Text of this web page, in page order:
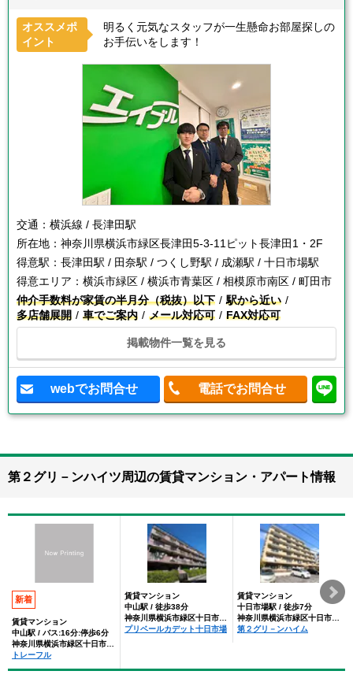
オススメポ
イント
明るく元気なスタッフが一生懸命お部屋探しの
お手伝いをします！
交通： 横浜線 / 長津田駅
所在地： 神奈川県横浜市緑区長津田5-3-11ピット長津田1・2F
得意駅： 長津田駅 / 田奈駅 / つくし野駅 / 成瀬駅 / 十日市場駅
得意エリア： 横浜市緑区 / 横浜市青葉区 / 相模原市南区 / 町田市
仲介手数料が家賃の半月分（税抜）以下
駅から近い
多店舗展開
車でご案内 メール対応可 FAX対応可
掲載物件一覧を見る
webでお問合せ 電話でお問合せ
第２グリ－ンハイツ周辺の賃貸マンション・アパート情報
新着
賃貸マンション
中山駅 / バス:16分:停歩6分
トレーフル
賃貸マンション
中山駅 / 徒歩38分
プリベールカデット十日市場
賃貸マンション
十日市場駅 / 徒歩7分
第２グリ－ンハイム